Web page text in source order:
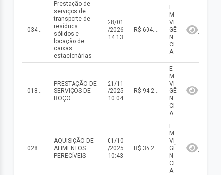
034/2025
Prestação de
serviços de
transporte de
resíduos
sólidos e
locação de
caixas
estacionárias
28/01
/2026
14:13
R$ 604.800,00(valor inicial) R$ 604.800,00(valor atualizado)
E
M
VI
GÊ
N
CI
A
018/2025
PRESTAÇÃO DE
SERVIÇOS DE
ROÇO
21/11
/2025
10:04
R$ 94.206,60(valor inicial) R$ 94.206,60(valor atualizado)
E
M
VI
GÊ
N
CI
A
028/2025
AQUISIÇÃO DE
ALIMENTOS
PERECÍVEIS
01/10
/2025
10:43
R$ 36.285,00(valor inicial) R$ 36.285,00(valor atualizado)
E
M
VI
GÊ
N
CI
A